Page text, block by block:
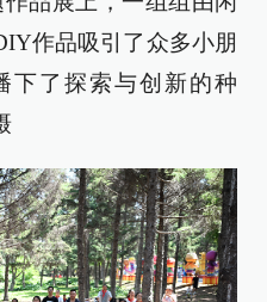
作品吸引了众多小朋
下了探索与创新的种